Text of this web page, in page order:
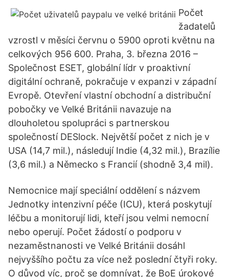
Počet
žadatelů
vzrostl v měsíci červnu o 5900 oproti květnu na
celkových 956 600. Praha, 3. března 2016 –
Společnost ESET, globální lídr v proaktivní
digitální ochraně, pokračuje v expanzi v západní
Evropě. Otevření vlastní obchodní a distribuční
pobočky ve Velké Británii navazuje na
dlouholetou spolupráci s partnerskou
společností DESlock. Největší počet z nich je v
USA (14,7 mil.), následují Indie (4,32 mil.), Brazílie
(3,6 mil.) a Německo s Francií (shodně 3,4 mil).
Nemocnice mají speciální oddělení s názvem
Jednotky intenzivní péče (ICU), která poskytují
léčbu a monitorují lidi, kteří jsou velmi nemocní
nebo operují. Počet žádostí o podporu v
nezaměstnanosti ve Velké Británii dosáhl
nejvyššího počtu za více než poslední čtyři roky.
O důvod víc, proč se domnívat, že BoE úrokové